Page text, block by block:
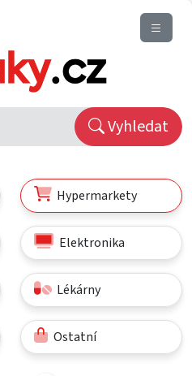
Vyhledat
Hypermarkety
Elektronika
Lékárny
Ostatní